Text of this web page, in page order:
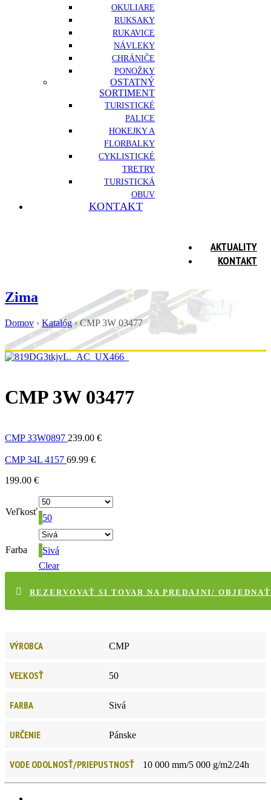
OKULIARE
RUKSAKY
RUKAVICE
NÁVLEKY
CHRÁNIČE
PONOŽKY
OSTATNÝ
SORTIMENT
TURISTICKÉ
PALICE
HOKEJKY A
FLORBALKY
CYKLISTICKÉ
TRETRY
TURISTICKÁ
OBUV
KONTAKT
AKTUALITY
KONTAKT
Zima
Domov › Katalóg›CMP 3W 03477
CMP 3W 03477
CMP 33W0897 239.00 €
CMP 34L 4157 69.99 €
199.00 €
Veľkosť
50
Farba
Sivá
Clear
REZERVOVAŤ SI TOVAR NA PREDAJNI/ OBJEDNAŤ
VÝROBCA CMP
VEĽKOSŤ 50
FARBA Sivá
URČENIE Pánske
VODE ODOLNOSŤ/PRIEPUSTNOSŤ 10 000 mm/5 000 g/m2/24h